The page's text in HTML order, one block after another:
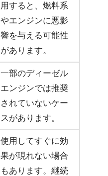
用すると、燃料系
やエンジンに悪影
響を与える可能性
があります。
一部のディーゼル
エンジンでは推奨
されていないケー
スがあります。
使用してすぐに効
果が現れない場合
もあります。継続